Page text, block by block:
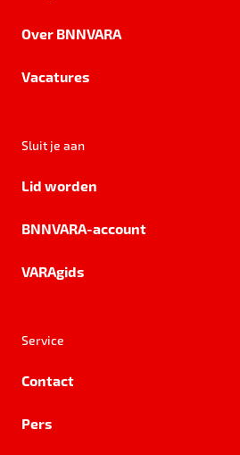
Over BNNVARA
Vacatures
Sluit je aan
Lid worden
BNNVARA-account
VARAgids
Service
Contact
Pers